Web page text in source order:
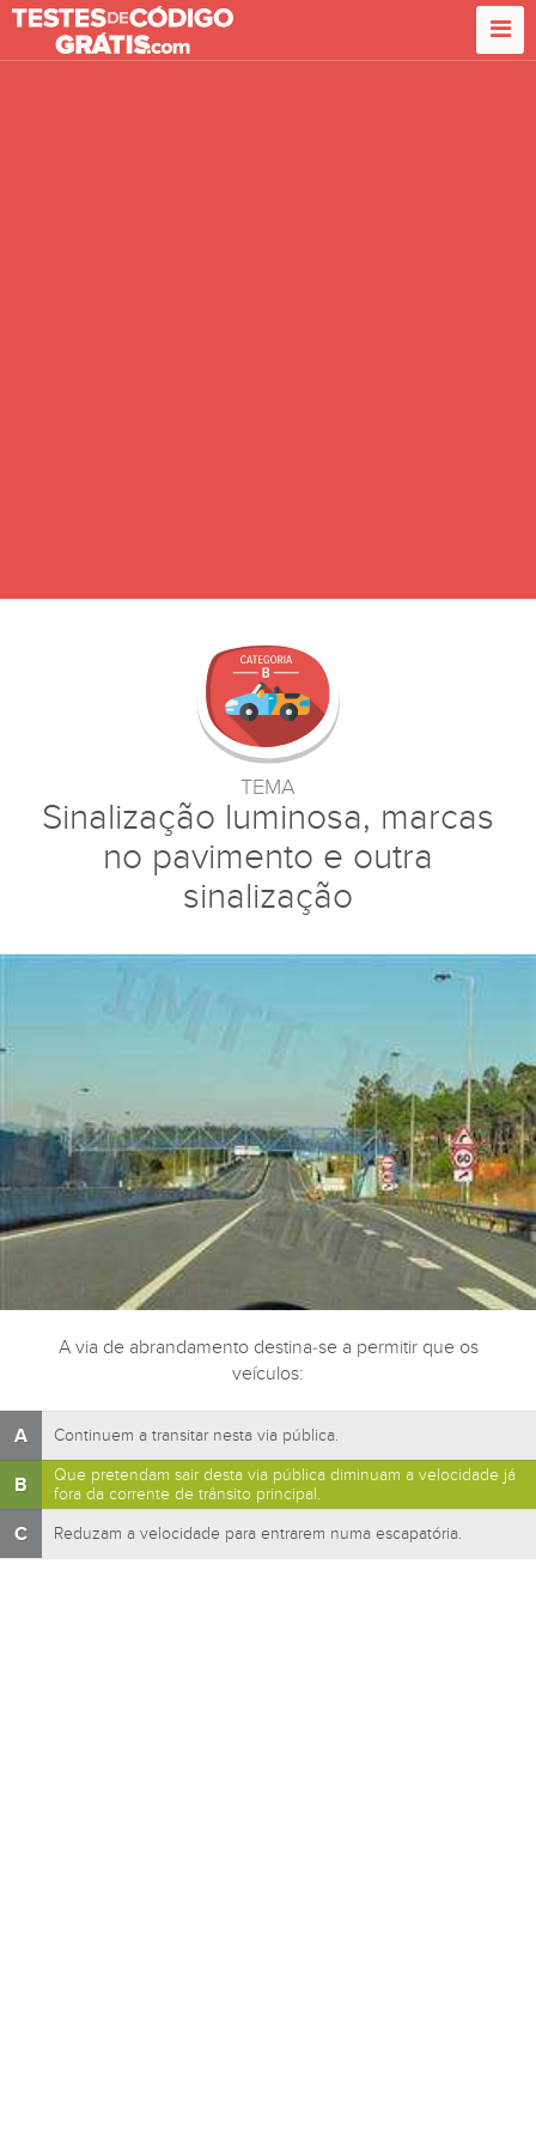
TEMA
Sinalização luminosa, marcas
no pavimento e outra
sinalização
A via de abrandamento destina-se a permitir que os
veículos:
A Continuem a transitar nesta via pública.
B
Que pretendam sair desta via pública diminuam a velocidade já
fora da corrente de trânsito principal.
C Reduzam a velocidade para entrarem numa escapatória.